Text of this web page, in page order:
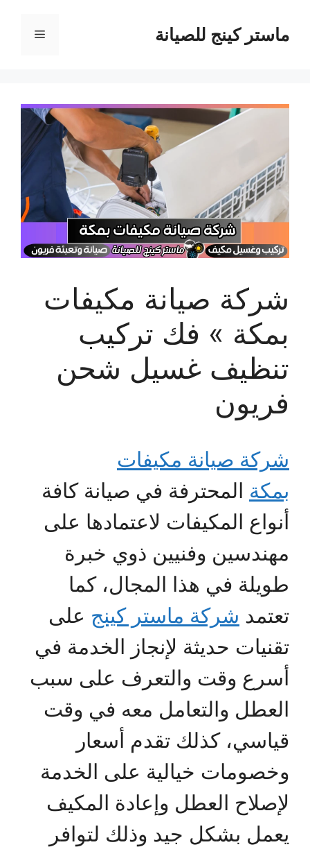
المحتوىماستر كينج للصيانة القائمة
شركة صيانة مكيفات
بمكة » فك تركيب
تنظيف غسيل شحن
فريون
شركة صيانة مكيفات
بمكة المحترفة في صيانة كافة
أنواع المكيفات لاعتمادها على
مهندسين وفنيين ذوي خبرة
طويلة في هذا المجال، كما
تعتمد شركة ماستر كينج على
تقنيات حديثة لإنجاز الخدمة في
أسرع وقت والتعرف على سبب
العطل والتعامل معه في وقت
قياسي، كذلك تقدم أسعار
وخصومات خيالية على الخدمة
لإصلاح العطل وإعادة المكيف
يعمل بشكل جيد وذلك لتوافر